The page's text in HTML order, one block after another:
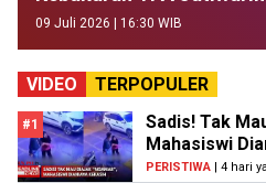
09 Juli 2026 | 16:30 WIB
VIDEO TERPOPULER
#1
Sadis! Tak
Mahasiswi
PERISTIWA | 4 hari